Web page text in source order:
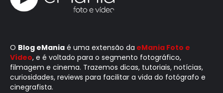
O Blog eMania é uma extensão da eMania Foto e
Vídeo, e é voltado para o segmento fotográfico,
filmagem e cinema. Trazemos dicas, tutoriais, notícias,
curiosidades, reviews para facilitar a vida do fotógrafo e
cinegrafista.